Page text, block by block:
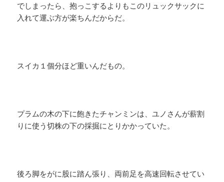
でしまったら、抱っこするよりもこのリュックサックに
入れて運ぶ方が楽ちんだからだ。
スイカ１個分ほど重いんだもの。
プラムの木の下に飽きたチャンミンは、ユノさんが薪割
りに使う切株の下の採掘にとりかかっていた。
後ろ脚をがに股に踏ん張り、両前足を高速回転させてい